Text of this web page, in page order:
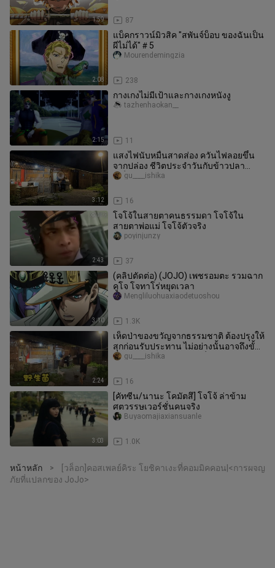
1:59 87
2:08
แบ็คกราวน์มิวสิค "สพันจ์บ็อบ ของฉันเป็น
ผีไม่ได้"＃5
238
Mourendemingzia
2:15
กางเกงไม่มีเป้าและกางเกงหนังงู
11
tazhenhaokan__
3:12
แสงไฟนับหมื่นสาดส่อง ควันไฟลอยขึ้น
จากปล่อง ชีวิตประจำวันกับข้าวปลา
เครื่องปรุง และเงินทอง จัดไปห่านห
16
gu____ishika
2:43
โจโจ้ในสายตาคนธรรมดา โจโจ้ใน
สายตาพ่อแม่ โจโจ้ตัวจริง
37
poyinjunzy
3:10
(คลิปตัดต่อ) (JOJO) เพชรอมตะ รวมฉาก
คูโจ โจทาโร่หยุดเวลา
1.3K
Mengliluohuaxiaodetuoshou
2:24
เห็ดป่าของขวัญจากธรรมชาติ ต้องปรุงให้
สุกก่อนรับประทาน ไม่อย่างนั้นอาจถึงขั้น
นอนพักผ่อนยาวหรือเจอเรื่
16
gu____ishika
3:03
[คัทซีน/นานะ โคมัตสึ] โจโจ้ ล่าข้าม
ศตวรรษเวอร์ชั่นคนจริง
1.0K
Buyaomajiaxiansuanle
หน้าหลัก >
[วล็อก]คอสเพลย์คิระ โยชิคาเงะที่คอมมิคคอน|<การผจญ
ภัยที่แปลกของ JoJo>